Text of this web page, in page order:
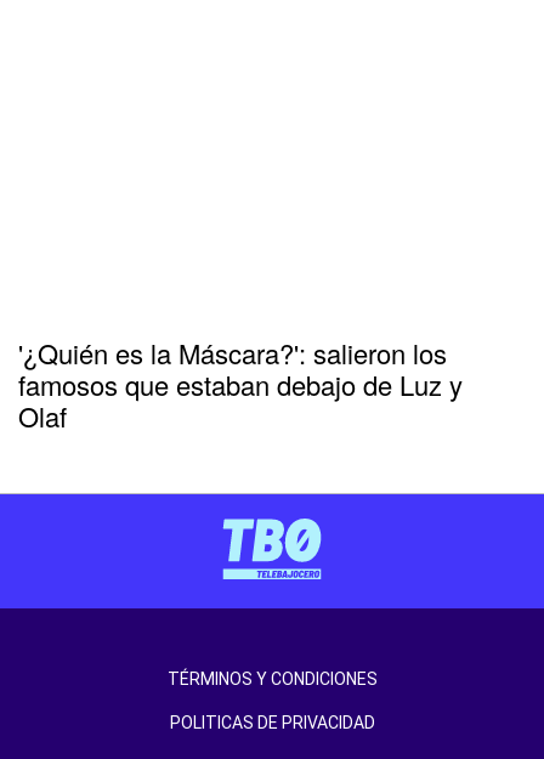
'¿Quién es la Máscara?': salieron los
famosos que estaban debajo de Luz y
Olaf
TÉRMINOS Y CONDICIONES
POLITICAS DE PRIVACIDAD